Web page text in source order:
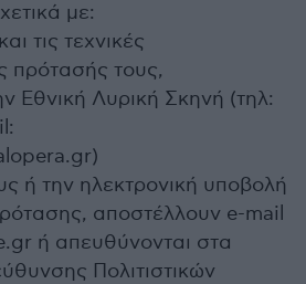
με:
τις τεχνικές
πρότασής τους,
Εθνική Λυρική Σκηνή (τηλ:
ή την ηλεκτρονική υποβολή
αποστέλλουν e-mail
ή απευθύνονται στα
Πολιτιστικών